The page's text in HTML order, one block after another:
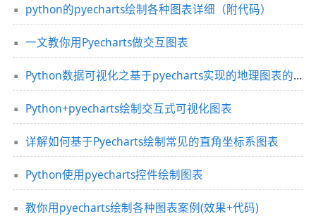
python的pyecharts绘制各种图表详细（附代码）
一文教你用Pyecharts做交互图表
Python数据可视化之基于pyecharts实现的地理图表的绘制
Python+pyecharts绘制交互式可视化图表
详解如何基于Pyecharts绘制常见的直角坐标系图表
Python使用pyecharts控件绘制图表
教你用pyecharts绘制各种图表案例(效果+代码)